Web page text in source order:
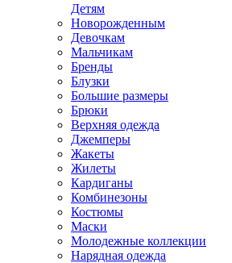
Детям
Новорожденным
Девочкам
Мальчикам
Бренды
Блузки
Большие размеры
Брюки
Верхняя одежда
Джемперы
Жакеты
Жилеты
Кардиганы
Комбинезоны
Костюмы
Маски
Молодежные коллекции
Нарядная одежда